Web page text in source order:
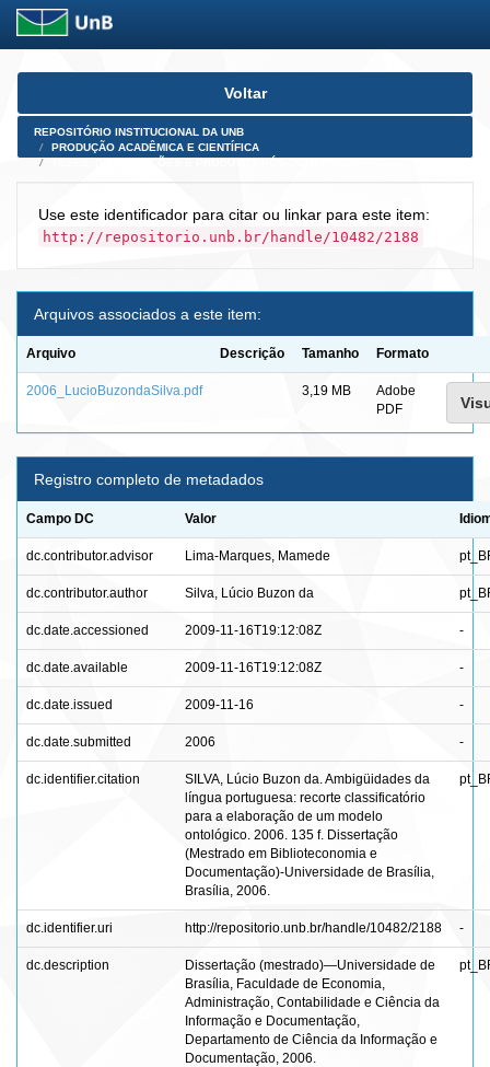
Skip
Voltar
REPOSITÓRIO INSTITUCIONAL DA UNB
PRODUÇÃO ACADÊMICA E CIENTÍFICA
Use este identificador para citar ou linkar para este item:
http://repositorio.unb.br/handle/10482/2188
Arquivos associados a este item:
Arquivo Descrição Tamanho Formato
2006_LucioBuzondaSilva.pdf 3,19 MB
Adobe
PDF
Registro completo de metadados
Campo DC Valor
dc.contributor.advisor Lima-Marques, Mamede
dc.contributor.author Silva, Lúcio Buzon da
dc.date.accessioned 2009-11-16T19:12:08Z -
dc.date.available 2009-11-16T19:12:08Z -
dc.date.issued 2009-11-16 -
dc.date.submitted 2006 -
dc.identifier.citation
SILVA, Lúcio Buzon da. Ambigüidades da
língua portuguesa: recorte classificatório
para a elaboração de um modelo
ontológico. 2006. 135 f. Dissertação
(Mestrado em Biblioteconomia e
Documentação)-Universidade de Brasília,
Brasília, 2006.
dc.identifier.uri http://repositorio.unb.br/handle/10482/2188 -
dc.description
Dissertação (mestrado)—Universidade de
Brasília, Faculdade de Economia,
Administração, Contabilidade e Ciência da
Informação e Documentação,
Departamento de Ciência da Informação e
Documentação, 2006.